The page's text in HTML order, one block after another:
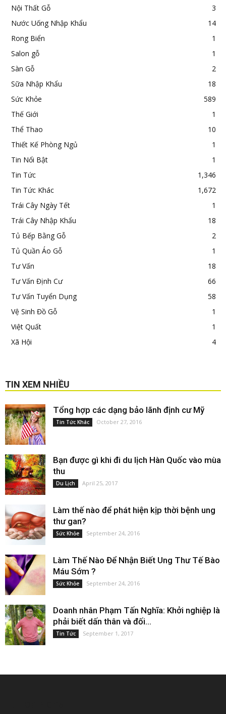
Nội Thất Gỗ
3
Nước Uống Nhập Khẩu
14
Rong Biển
1
Salon gỗ
1
Sàn Gỗ
2
Sữa Nhập Khẩu
18
Sức Khỏe
589
Thế Giới
1
Thể Thao
10
Thiết Kế Phòng Ngủ
1
Tin Nổi Bật
1
Tin Tức
1,346
Tin Tức Khác
1,672
Trái Cây Ngày Tết
1
Trái Cây Nhập Khẩu
18
Tủ Bếp Bằng Gỗ
2
Tủ Quần Áo Gỗ
1
Tư Vấn
18
Tư Vấn Định Cư
66
Tư Vấn Tuyển Dụng
58
Vệ Sinh Đồ Gỗ
1
Việt Quất
1
Xã Hội
4
TIN XEM NHIỀU
Tổng hợp các dạng bảo lãnh định cư Mỹ
Tin Tức Khác October 27, 2016
Bạn được gì khi đi du lịch Hàn Quốc vào mùa
thu
Du Lịch April 25, 2017
Làm thế nào để phát hiện kịp thời bệnh ung
thư gan?
Sức Khỏe September 24, 2016
Làm Thế Nào Để Nhận Biết Ung Thư Tế Bào
Máu Sớm ?
Sức Khỏe September 24, 2016
Doanh nhân Phạm Tấn Nghĩa: Khởi nghiệp là
phải biết dấn thân và đối...
Tin Tức September 1, 2017